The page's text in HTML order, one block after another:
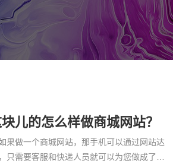
购物商城系统开发
零售在线电子商务网站
外贸进出口网站开发
购物商城网站建设解决方案 品牌
门户网站建设解决方案 营销
Industry information
一路走来感谢您的陪伴
儿的怎么样做商城网站？
果做一个商城网站，那手机可以通过网站达
只需要客服和快递人员就可以为您做成了。